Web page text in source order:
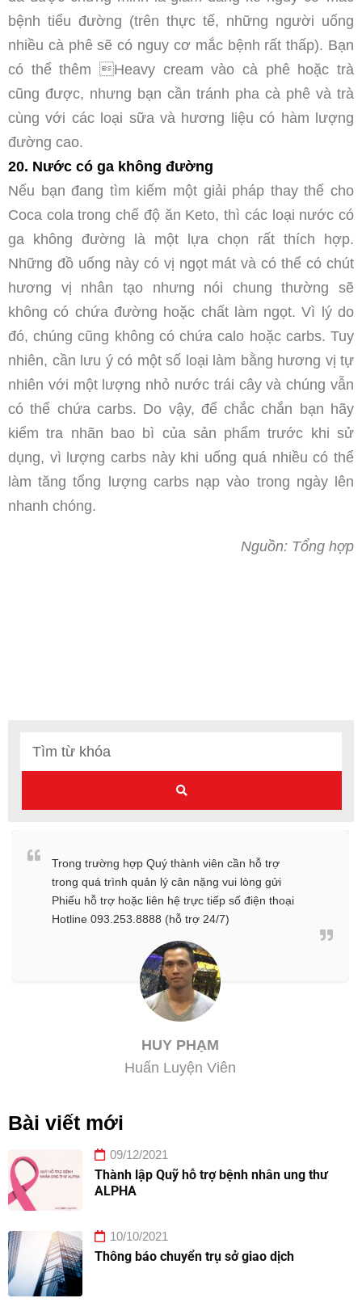
bệnh tiểu đường (trên thực tế, những người uống
nhiều cà phê sẽ có nguy cơ mắc bệnh rất thấp). Bạn
có thể thêm Heavy cream vào cà phê hoặc trà
cũng được, nhưng bạn cần tránh pha cà phê và trà
cùng với các loại sữa và hương liệu có hàm lượng
đường cao.
20. Nước có ga không đường
Nếu bạn đang tìm kiếm một giải pháp thay thế cho
Coca cola trong chế độ ăn Keto, thì các loại nước có
ga không đường là một lựa chọn rất thích hợp.
Những đồ uống này có vị ngọt mát và có thể có chút
hương vị nhân tạo nhưng nói chung thường sẽ
không có chứa đường hoặc chất làm ngọt. Vì lý do
đó, chúng cũng không có chứa calo hoặc carbs. Tuy
nhiên, cần lưu ý có một số loại làm bằng hương vị tự
nhiên với một lượng nhỏ nước trái cây và chúng vẫn
có thể chứa carbs. Do vậy, để chắc chắn bạn hãy
kiểm tra nhãn bao bì của sản phẩm trước khi sử
dụng, vì lượng carbs này khi uống quá nhiều có thể
làm tăng tổng lượng carbs nạp vào trong ngày lên
nhanh chóng.
Nguồn: Tổng hợp
Trong trường hợp Quý thành viên cần hỗ trợ
trong quá trình quản lý cân nặng vui lòng gửi
Phiếu hỗ trợ hoặc liên hệ trực tiếp số điện thoại
Hotline 093.253.8888 (hỗ trợ 24/7)
HUY PHẠM
Huấn Luyện Viên
Bài viết mới
09/12/2021
Thành lập Quỹ hỗ trợ bệnh nhân ung thư
ALPHA
10/10/2021
Thông báo chuyển trụ sở giao dịch